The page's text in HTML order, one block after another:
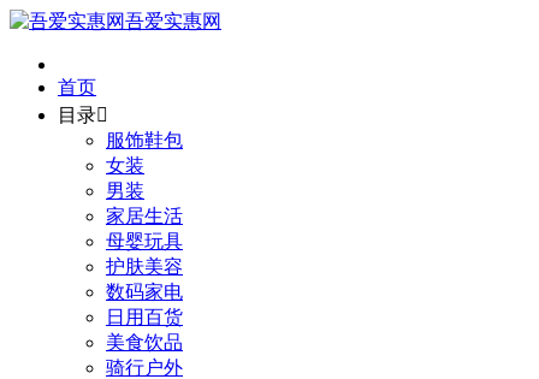
吾爱实惠网
首页
目录
服饰鞋包
女装
男装
家居生活
母婴玩具
护肤美容
数码家电
日用百货
美食饮品
骑行户外